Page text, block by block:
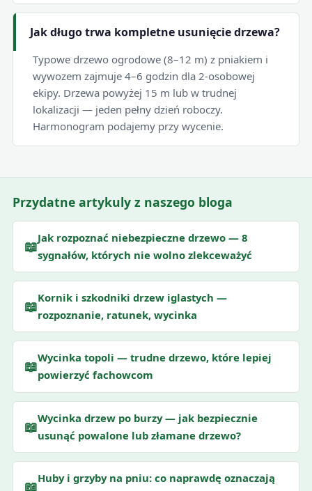
Jak długo trwa kompletne usunięcie drzewa?
Typowe drzewo ogrodowe (8–12 m) z pniakiem i
wywozem zajmuje 4–6 godzin dla 2-osobowej
ekipy. Drzewa powyżej 15 m lub w trudnej
lokalizacji — jeden pełny dzień roboczy.
Harmonogram podajemy przy wycenie.
Przydatne artykuly z naszego bloga
📖Jak rozpoznać niebezpieczne drzewo — 8
sygnałów, których nie wolno zlekceważyć
📖Kornik i szkodniki drzew iglastych —
rozpoznanie, ratunek, wycinka
📖Wycinka topoli — trudne drzewo, które lepiej
powierzyć fachowcom
📖Wycinka drzew po burzy — jak bezpiecznie
usunąć powalone lub złamane drzewo?
📖Huby i grzyby na pniu: co naprawdę oznaczają